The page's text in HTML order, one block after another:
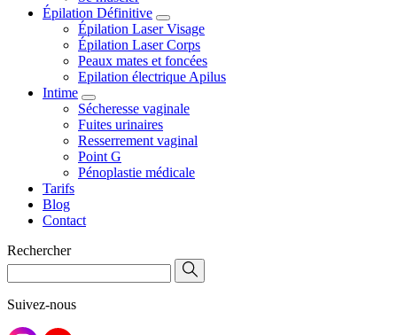
Épilation Définitive
Épilation Laser Visage
Épilation Laser Corps
Peaux mates et foncées
Epilation électrique Apilus
Intime
Sécheresse vaginale
Fuites urinaires
Resserrement vaginal
Point G
Pénoplastie médicale
Tarifs
Blog
Contact
Rechercher
Suivez-nous